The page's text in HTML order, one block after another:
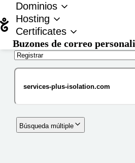
Dominios
Hosting
Certificates
Buzones de correo
Búsqueda múltiple